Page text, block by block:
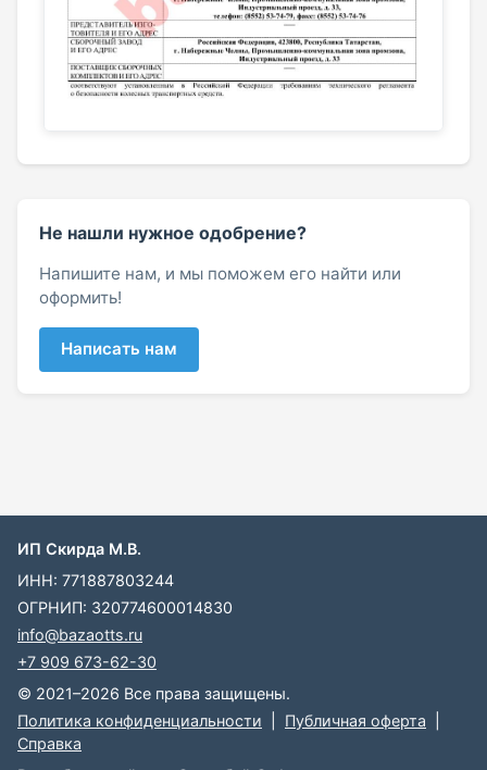
Не нашли нужное одобрение?
Напишите нам, и мы поможем его найти или
оформить!
Написать нам
ИП Скирда М.В.
ИНН: 771887803244
ОГРНИП: 320774600014830
info@bazaotts.ru
+7 909 673-62-30
© 2021–2026 Все права защищены.
Политика конфиденциальности
Публичная оферта
Справка